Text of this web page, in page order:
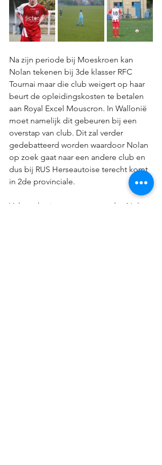
Na zijn periode bij Moeskroen kan
Nolan tekenen bij 3de klasser RFC
Tournai maar die club weigert op haar
beurt de opleidingskosten te betalen
aan Royal Excel Mouscron. In Wallonië
moet namelijk dit gebeuren bij een
overstap van club. Dit zal verder
gedebatteerd worden waardoor Nolan
op zoek gaat naar een andere club en
dus bij RUS Herseautoise terecht komt
in 2de provinciale.
Volgend seizoen nemen we dus Nolan